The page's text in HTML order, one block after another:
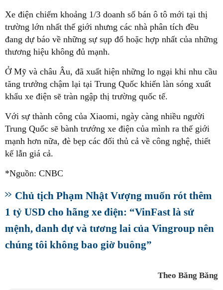
Xe điện chiếm khoảng 1/3 doanh số bán ô tô mới tại thị
trường lớn nhất thế giới nhưng các nhà phân tích đều
đang dự báo về những sự sụp đổ hoặc hợp nhất của những
thương hiệu không đủ mạnh.
Ở Mỹ và châu Âu, đã xuất hiện những lo ngại khi nhu cầu
tăng trưởng chậm lại tại Trung Quốc khiến làn sóng xuất
khẩu xe điện sẽ tràn ngập thị trường quốc tế.
Với sự thành công của Xiaomi, ngày càng nhiều người
Trung Quốc sẽ bành trướng xe điện của mình ra thế giới
mạnh hơn nữa, đè bẹp các đối thủ cả về công nghệ, thiết
kế lẫn giá cả.
*Nguồn: CNBC
Chủ tịch Phạm Nhật Vượng muốn rót thêm
1 tỷ USD cho hãng xe điện: “VinFast là sứ
mệnh, danh dự và tương lai của Vingroup nên
chúng tôi không bao giờ buông”
Theo Băng Băng